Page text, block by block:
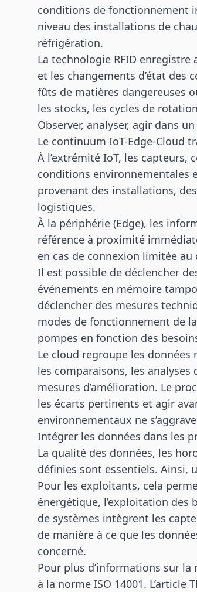
conditions de fonctionnement
niveau des installations de
réfrigération.
La technologie RFID
et les changements d’état des
fûts de matières dangereuses
les stocks, les cycles de
Observer, analyser, agir dans
Le continuum IoT-Edge-Cloud
À l’extrémité IoT, les capteurs,
conditions environnementales
provenant des installations,
logistiques.
À la périphérie (Edge), les
référence à proximité
en cas de connexion limitée au
Il est possible de déclencher
événements en mémoire
déclencher des mesures
modes de fonctionnement de
pompes en fonction des
Le cloud regroupe les
les comparaisons, les
mesures d’amélioration. Le
les écarts pertinents et agir
environnementaux ne
Intégrer les données dans les
La qualité des données, les
définies sont essentiels. Ainsi,
Pour les exploitants, cela
énergétique, l’exploitation des
de systèmes intègrent les
de manière à ce que les
concerné.
Pour plus d’informations sur la
à la norme ISO 14001. L’article